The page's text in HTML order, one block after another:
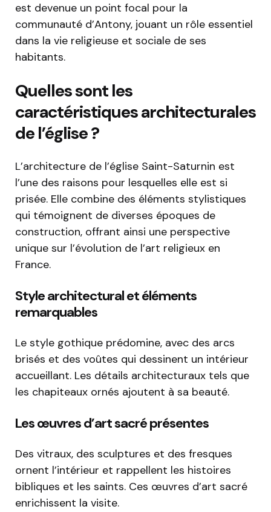
est devenue un point focal pour la
communauté d’Antony, jouant un rôle essentiel
dans la vie religieuse et sociale de ses
habitants.
Quelles sont les
caractéristiques architecturales
de l’église ?
L’architecture de l’église Saint-Saturnin est
l’une des raisons pour lesquelles elle est si
prisée. Elle combine des éléments stylistiques
qui témoignent de diverses époques de
construction, offrant ainsi une perspective
unique sur l’évolution de l’art religieux en
France.
Style architectural et éléments
remarquables
Le style gothique prédomine, avec des arcs
brisés et des voûtes qui dessinent un intérieur
accueillant. Les détails architecturaux tels que
les chapiteaux ornés ajoutent à sa beauté.
Les œuvres d’art sacré présentes
Des vitraux, des sculptures et des fresques
ornent l’intérieur et rappellent les histoires
bibliques et les saints. Ces œuvres d’art sacré
enrichissent la visite.